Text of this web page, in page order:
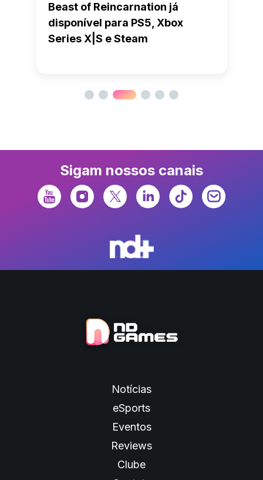
Beast of Reincarnation já
disponível para PS5, Xbox
Series X|S e Steam
Sigam nossos canais
Notícias
eSports
Eventos
Reviews
Clube